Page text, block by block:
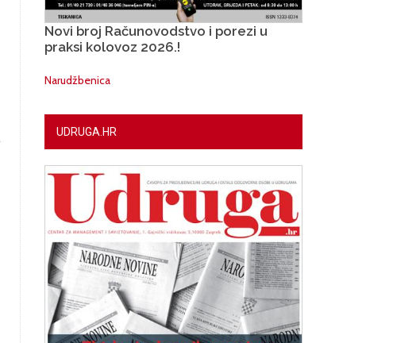
Novi broj Računovodstvo i porezi u
praksi kolovoz 2026.!
Narudžbenica
UDRUGA.HR